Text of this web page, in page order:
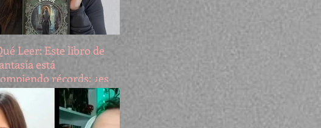
Leer: Este libro de
está
récords: ¿es
Maldición de Tonr el
fenómeno
literario?